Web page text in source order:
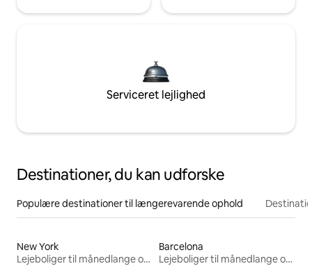
Serviceret lejlighed
Destinationer, du kan udforske
Populære destinationer til længerevarende ophold
New York
Lejeboliger til månedlange ophold
Barcelona
Lejeboliger til månedlange ophold